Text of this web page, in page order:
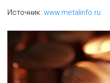
Источник: www.metalinfo.ru